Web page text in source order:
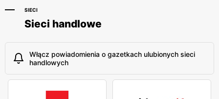
SIECI
Sieci handlowe
Włącz powiadomienia o gazetkach ulubionych sieci
handlowych